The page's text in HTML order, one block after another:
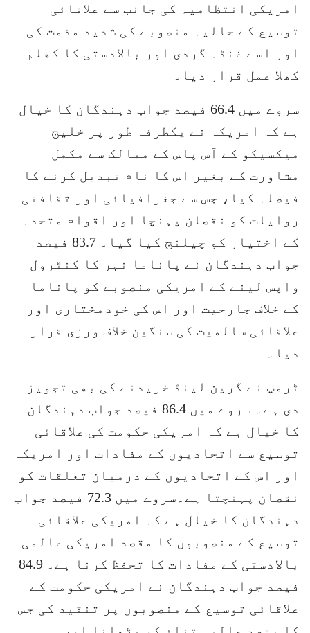
امریکی انتظامیہ کی جانب سے علاقائی
توسیع کے حالیہ منصوبے کی شدید مذمت کی
اور اسے غنڈہ گردی اور بالادستی کا کھلم
کھلا عمل قرار دیا۔
سروے میں 66.4 فیصد جواب دہندگان کا خیال
ہے کہ امریکہ نے یکطرفہ طور پر خلیج
میکسیکو کے آس پاس کے ممالک سے مکمل
مشاورت کے بغیر اس کا نام تبدیل کرنے کا
فیصلہ کیا، جس سے جغرافیائی اور ثقافتی
روایات کو نقصان پہنچا اور اقوام متحدہ
کے اختیار کو چیلنج کیا گیا۔ 83.7 فیصد
جواب دہندگان نے پاناما نہر کا کنٹرول
واپس لینے کے امریکی منصوبے کو پاناما
کے خلاف جارحیت اور اس کی خودمختاری اور
علاقائی سالمیت کی سنگین خلاف ورزی قرار
دیا۔
ٹرمپ نے گرین لینڈ خریدنے کی بھی تجویز
دی ہے۔ سروے میں 86.4 فیصد جواب دہندگان
کا خیال ہے کہ امریکی حکومت کی علاقائی
توسیع سے اتحادیوں کے مفادات اور امریکہ
اور اس کے اتحادیوں کے درمیان تعلقات کو
نقصان پہنچتا ہے۔سروے میں 72.3 فیصد جواب
دہندگان کا خیال ہے کہ امریکی علاقائی
توسیع کے منصوبوں کا مقصد امریکی عالمی
بالادستی کے مفادات کا تحفظ کرنا ہے۔ 84.9
فیصد جواب دہندگان نے امریکی حکومت کے
علاقائی توسیع کے منصوبوں پر تنقید کی جس